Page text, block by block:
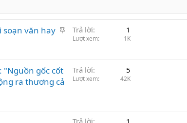
G
m
soạn văn hay
Trả lời 1
Lượt xem 1K
"Nguồn gốc cốt
ra thương cả
Trả lời 5
Lượt xem 42K
Trả lời 1